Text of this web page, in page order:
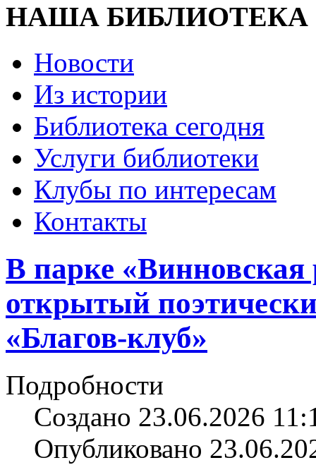
НАША БИБЛИОТЕКА
Новости
Из истории
Библиотека сегодня
Услуги библиотеки
Клубы по интересам
Контакты
В парке «Винновская
открытый
«Благов-клуб»
Подробности
Создано 23.06.2026
Опубликовано